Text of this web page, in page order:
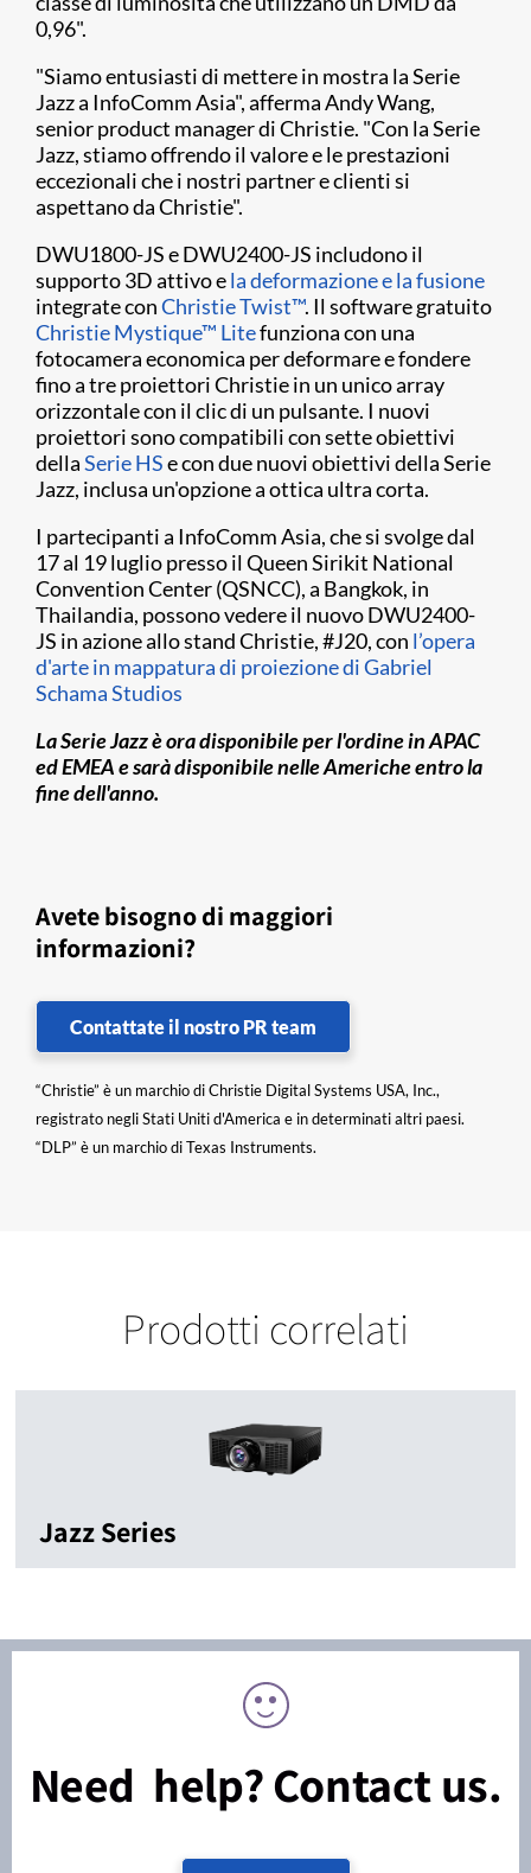
0,96".
"Siamo entusiasti di mettere in mostra la Serie
Jazz a InfoComm Asia", afferma Andy Wang,
senior product manager di Christie. "Con la Serie
Jazz, stiamo offrendo il valore e le prestazioni
eccezionali che i nostri partner e clienti si
aspettano da Christie".
DWU1800-JS e DWU2400-JS includono il
supporto 3D attivo ela deformazione e la fusione
integrate conChristie Twist™. Il software gratuito
Christie Mystique™ Litefunziona con una
fotocamera economica per deformare e fondere
fino a tre proiettori Christie in un unico array
orizzontale con il clic di un pulsante. I nuovi
proiettori sono compatibili con sette obiettivi
dellaSerie HSe con due nuovi obiettivi della Serie
Jazz, inclusa un'opzione a ottica ultra corta.
I partecipanti a InfoComm Asia, che si svolge dal
17 al 19 luglio presso il Queen Sirikit National
Convention Center (QSNCC), a Bangkok, in
Thailandia, possono vedere il nuovo DWU2400-
JS in azione allo stand Christie, #J20, con l’opera
d'arte in mappatura di proiezione di Gabriel
Schama Studios
La Serie Jazz è ora disponibile per l'ordine in APAC
ed EMEA e sarà disponibile nelle Americhe entro la
fine dell'anno.
Avete bisogno di maggiori
informazioni?
Contattate il nostro PR team
“Christie” è un marchio di Christie Digital Systems USA, Inc.,
registrato negli Stati Uniti d'America e in determinati altri paesi.
“DLP” è un marchio di Texas Instruments.
Prodotti correlati
Jazz Series
Need help? Contact us.